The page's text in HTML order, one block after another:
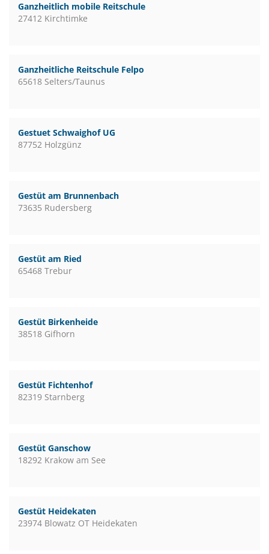
Ganzheitlich mobile Reitschule
27412 Kirchtimke
Ganzheitliche Reitschule Felpo
65618 Selters/Taunus
Gestuet Schwaighof UG
87752 Holzgünz
Gestüt am Brunnenbach
73635 Rudersberg
Gestüt am Ried
65468 Trebur
Gestüt Birkenheide
38518 Gifhorn
Gestüt Fichtenhof
82319 Starnberg
Gestüt Ganschow
18292 Krakow am See
Gestüt Heidekaten
23974 Blowatz OT Heidekaten